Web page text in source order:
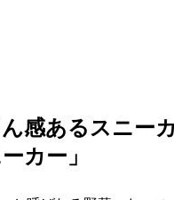
感あるスニー
カー」